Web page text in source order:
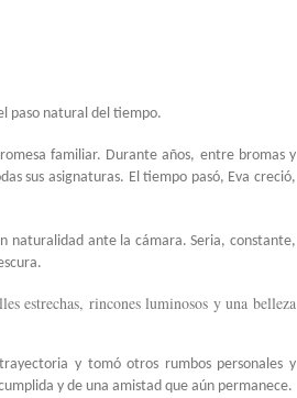
paso natural del tiempo.
familiar. Durante años, entre bromas y
sus asignaturas. El tiempo pasó, Eva creció,
naturalidad ante la cámara. Seria, constante,
estrechas, rincones luminosos y una belleza
y tomó otros rumbos personales y
y de una amistad que aún permanece.